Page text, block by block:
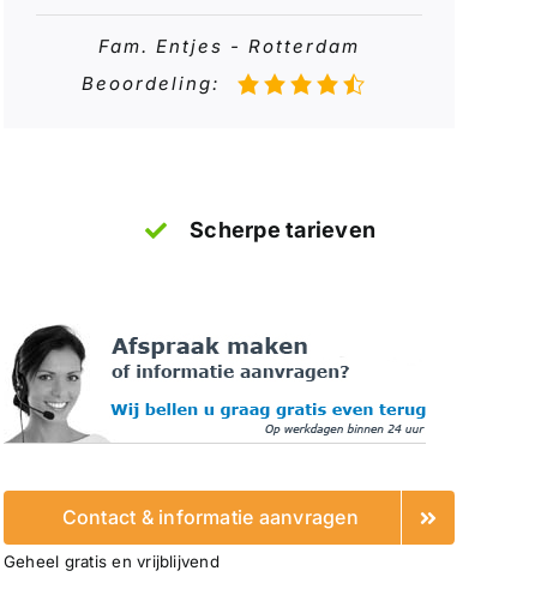
Fam. Entjes - Rotterdam
Beoordeling:
Scherpe tarieven
Contact & informatie aanvragen
Geheel gratis en vrijblijvend